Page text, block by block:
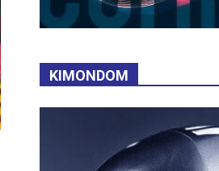
KIMONDOM